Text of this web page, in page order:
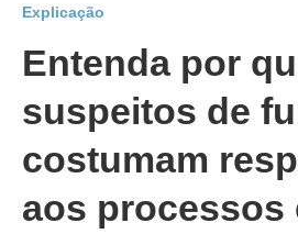
Explicação
Entenda por
suspeitos de
costumam
aos processos